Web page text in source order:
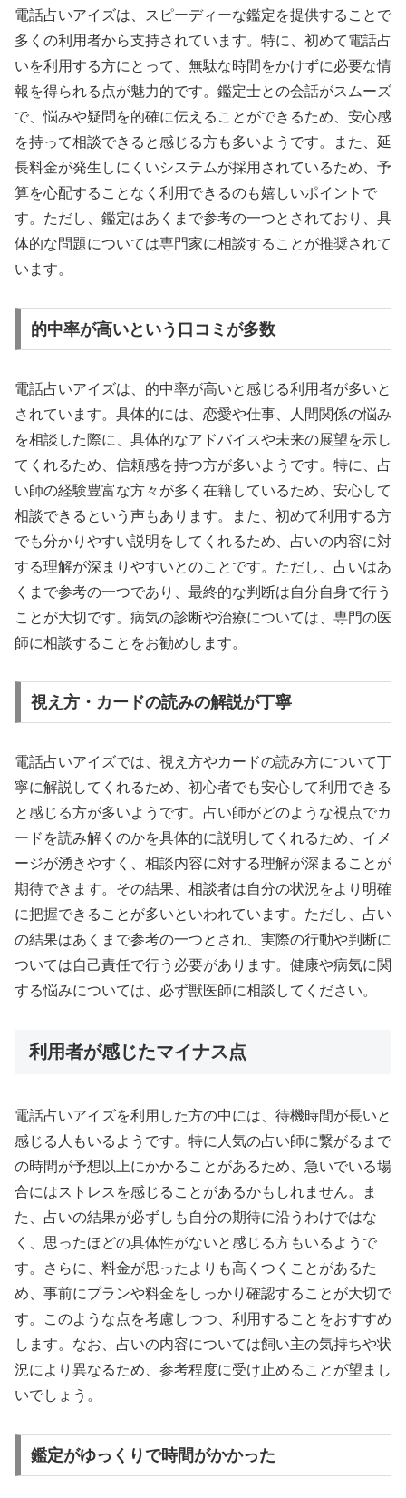
電話占いアイズは、スピーディーな鑑定を提供することで
多くの利用者から支持されています。特に、初めて電話占
いを利用する方にとって、無駄な時間をかけずに必要な情
報を得られる点が魅力的です。鑑定士との会話がスムーズ
で、悩みや疑問を的確に伝えることができるため、安心感
を持って相談できると感じる方も多いようです。また、延
長料金が発生しにくいシステムが採用されているため、予
算を心配することなく利用できるのも嬉しいポイントで
す。ただし、鑑定はあくまで参考の一つとされており、具
体的な問題については専門家に相談することが推奨されて
います。
的中率が高いという口コミが多数
電話占いアイズは、的中率が高いと感じる利用者が多いと
されています。具体的には、恋愛や仕事、人間関係の悩み
を相談した際に、具体的なアドバイスや未来の展望を示し
てくれるため、信頼感を持つ方が多いようです。特に、占
い師の経験豊富な方々が多く在籍しているため、安心して
相談できるという声もあります。また、初めて利用する方
でも分かりやすい説明をしてくれるため、占いの内容に対
する理解が深まりやすいとのことです。ただし、占いはあ
くまで参考の一つであり、最終的な判断は自分自身で行う
ことが大切です。病気の診断や治療については、専門の医
師に相談することをお勧めします。
視え方・カードの読みの解説が丁寧
電話占いアイズでは、視え方やカードの読み方について丁
寧に解説してくれるため、初心者でも安心して利用できる
と感じる方が多いようです。占い師がどのような視点でカ
ードを読み解くのかを具体的に説明してくれるため、イメ
ージが湧きやすく、相談内容に対する理解が深まることが
期待できます。その結果、相談者は自分の状況をより明確
に把握できることが多いといわれています。ただし、占い
の結果はあくまで参考の一つとされ、実際の行動や判断に
ついては自己責任で行う必要があります。健康や病気に関
する悩みについては、必ず獣医師に相談してください。
利用者が感じたマイナス点
電話占いアイズを利用した方の中には、待機時間が長いと
感じる人もいるようです。特に人気の占い師に繋がるまで
の時間が予想以上にかかることがあるため、急いでいる場
合にはストレスを感じることがあるかもしれません。ま
た、占いの結果が必ずしも自分の期待に沿うわけではな
く、思ったほどの具体性がないと感じる方もいるようで
す。さらに、料金が思ったよりも高くつくことがあるた
め、事前にプランや料金をしっかり確認することが大切で
す。このような点を考慮しつつ、利用することをおすすめ
します。なお、占いの内容については飼い主の気持ちや状
況により異なるため、参考程度に受け止めることが望まし
いでしょう。
鑑定がゆっくりで時間がかかった